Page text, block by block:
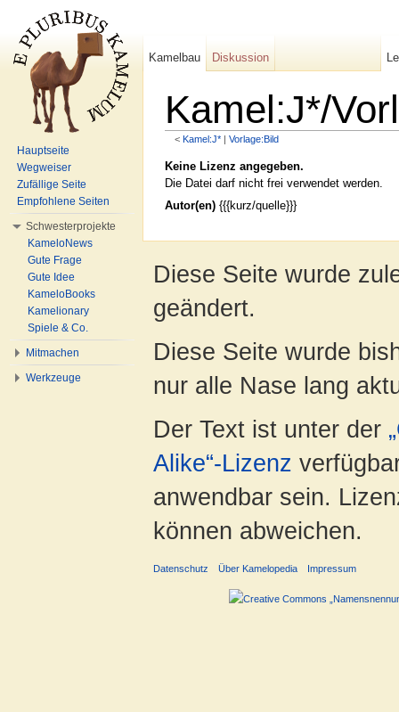
Kamel:J*/
< Kamel:J*‎ | Vorlage:Bild
Keine Lizenz angegeben.
Die Datei darf nicht frei verwendet werden.
Autor(en) {{{kurz/quelle}}}
Kamelbau Diskussion
Hauptseite
Wegweiser
Zufällige Seite
Empfohlene Seiten
Schwesterprojekte
KameloNews
Gute Frage
Gute Idee
KameloBooks
Kamelionary
Spiele & Co.
Mitmachen
Werkzeuge
Diese Seite wurde
geändert.
Diese Seite wurde
nur alle Nase lang
Der Text ist unter der
Alike“-Lizenz
anwendbar sein.
können abweichen.
Datenschutz Über Kamelopedia Impressum